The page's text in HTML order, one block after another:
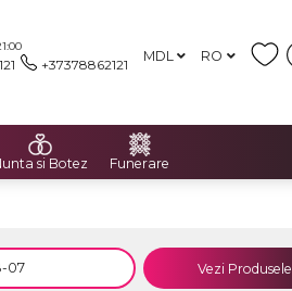
+37378862121 MDL RO
si Botez Funerare
Vezi Produsele